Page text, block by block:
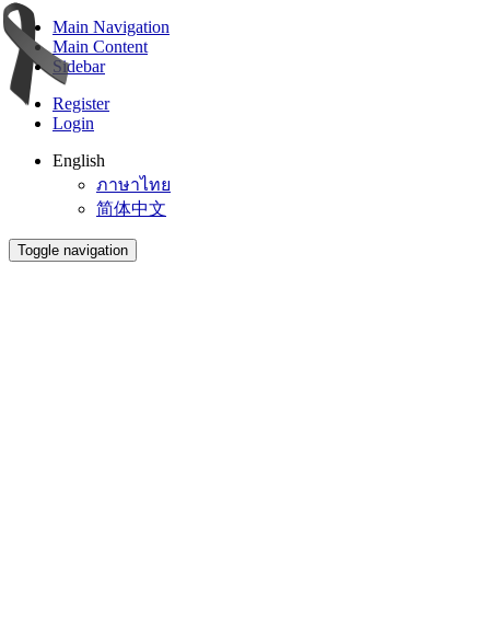
Main Navigation
Main Content
Sidebar
Register
Login
English
ภาษาไทย
简体中文
Toggle navigation